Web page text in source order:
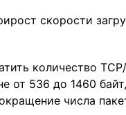
скорости
количество
от 536 до 1460
числа